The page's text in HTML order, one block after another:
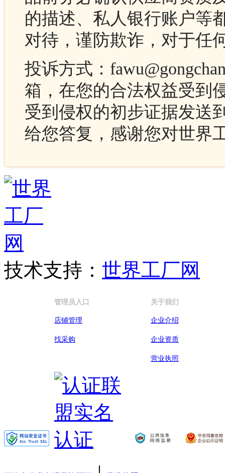
的描述、私人银行账户等
对待，谨防欺诈，对于任
投诉方式：
箱，在您的合法权益受到
受到侵权的初步证据发送
给您答复，感谢您对世界
技术支持： 世界工厂网
管理员入口
店铺管理
找采购
关于我们
企业介绍
企业资质
营业执照